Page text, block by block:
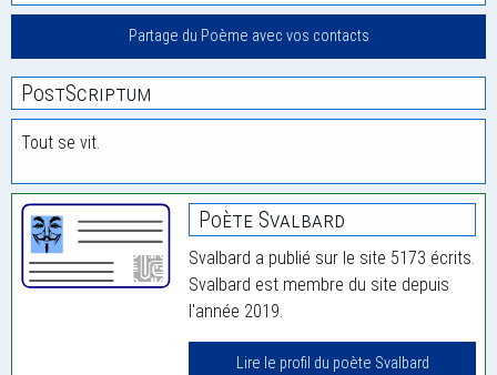
Partage du Poème avec vos contacts
PostScriptum
Tout se vit.
Poète Svalbard
Svalbard a publié sur le site 5173 écrits.
Svalbard est membre du site depuis
l'année 2019.
Lire le profil du poète Svalbard